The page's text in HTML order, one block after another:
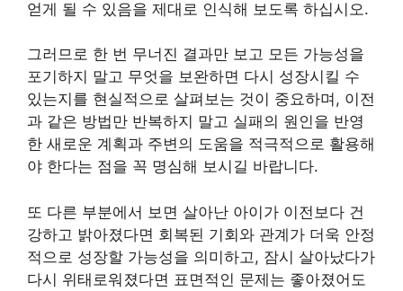
얻게 될 수 있음을 제대로 인식해 보도록 하십시오.
그러므로 한 번 무너진 결과만 보고 모든 가능성을
포기하지 말고 무엇을 보완하면 다시 성장시킬 수
있는지를 현실적으로 살펴보는 것이 중요하며, 이전
과 같은 방법만 반복하지 말고 실패의 원인을 반영
한 새로운 계획과 주변의 도움을 적극적으로 활용해
야 한다는 점을 꼭 명심해 보시길 바랍니다.
또 다른 부분에서 보면 살아난 아이가 이전보다 건
강하고 밝아졌다면 회복된 기회와 관계가 더욱 안정
적으로 성장할 가능성을 의미하고, 잠시 살아났다가
다시 위태로워졌다면 표면적인 문제는 좋아졌어도